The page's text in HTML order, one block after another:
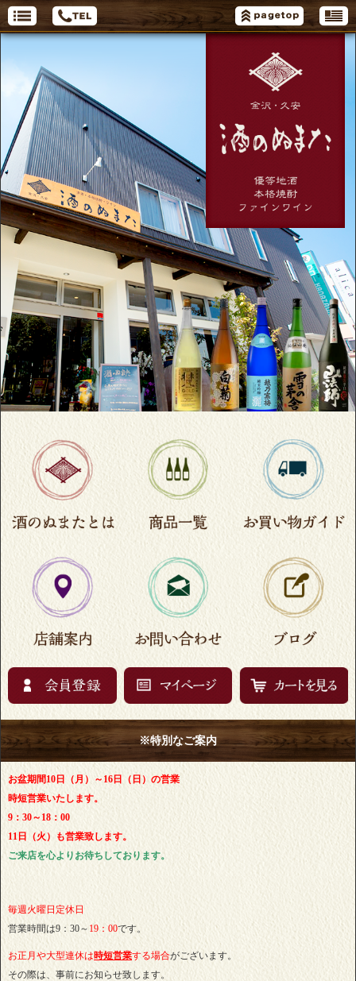
※特別なご案内
お盆期間10日（月）～16日（日）の営業
時短営業いたします。
9：30～18：00
11日（火）も営業致します。
ご来店を心よりお待ちしております。
毎週火曜日定休日
営業時間は9：30～ 19：00です。
お正月や大型連休は時短営業する場合がございます。
その際は、事前にお知らせ致します。